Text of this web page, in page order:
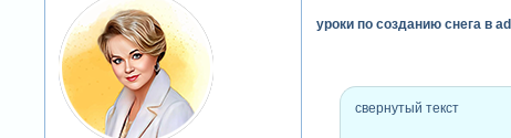
уроки по созданию снега в
свернутый текст